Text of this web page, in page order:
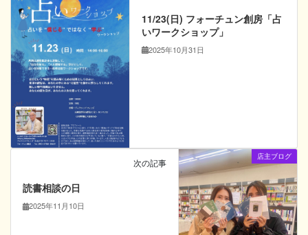
11/23(日) フォーチュン創房「占
いワークショップ」
2025年10月31日
店主ブログ
次の記事
読書相談の日
2025年11月10日